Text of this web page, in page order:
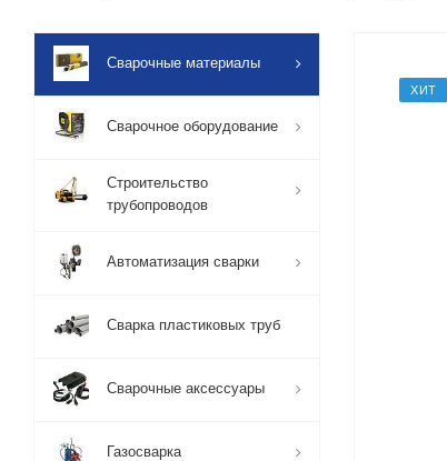
ХИТ
Сварочные материалы
Сварочное оборудование
Строительство
трубопроводов
Автоматизация сварки
Сварка пластиковых труб
Сварочные аксессуары
Газосварка